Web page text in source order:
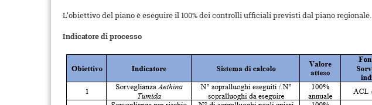
L’obiettivo del piano è eseguire il 100% dei controlli ufficiali previsti dal piano regionale.
Indicatore di processo